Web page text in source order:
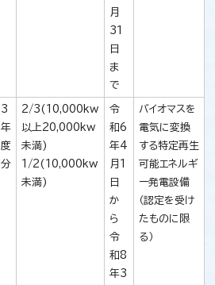
月
31
日
ま
で
3
年
度
分
2/3(10,000kw
以上20,000kw
未満)
1/2(10,000kw
未満)
令
和6
年4
月1
日
か
ら
令
和8
年3
バイオマスを
電気に変換
する特定再生
可能エネルギ
ー発電設備
（認定を受け
たものに限
る）